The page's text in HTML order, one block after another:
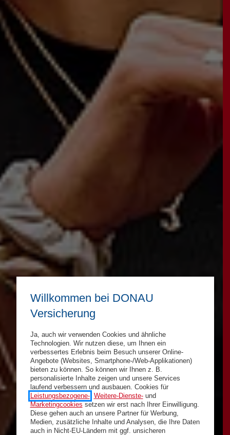
Willkommen bei DONAU
Versicherung
Ja, auch wir verwenden Cookies und ähnliche
Technologien. Wir nutzen diese, um Ihnen ein
verbessertes Erlebnis beim Besuch unserer Online-
Angebote (Websites, Smartphone-/Web-Applikationen)
bieten zu können. So können wir Ihnen z. B.
personalisierte Inhalte zeigen und unsere Services
laufend verbessern und ausbauen. Cookies für
Leistungsbezogene-, Weitere-Dienste-und
Marketingcookies setzen wir erst nach Ihrer Einwilligung.
Diese gehen auch an unsere Partner für Werbung,
Medien, zusätzliche Inhalte und Analysen, die Ihre Daten
auch in Nicht-EU-Ländern mit ggf. unsicheren